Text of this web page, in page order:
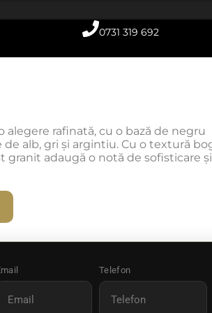
0731 319 692
alegere rafinată, cu o bază de negru
alb, gri și argintiu. Cu o textură
granit adaugă o notă de sofisticare și
Telefon